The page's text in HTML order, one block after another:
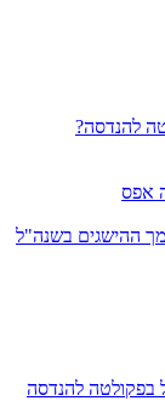
להנדסה?
אפס
ההישגים בשנה"ל
בפקולטה להנדסה